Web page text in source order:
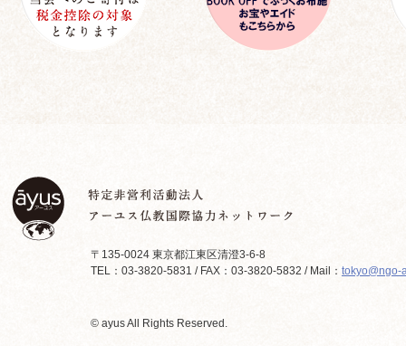
〒135-0024 東京都江東区清澄3-6-8
TEL：03-3820-5831 / FAX：03-3820-5832 / Mail： tokyo@ngo-
© ayus All Rights Reserved.